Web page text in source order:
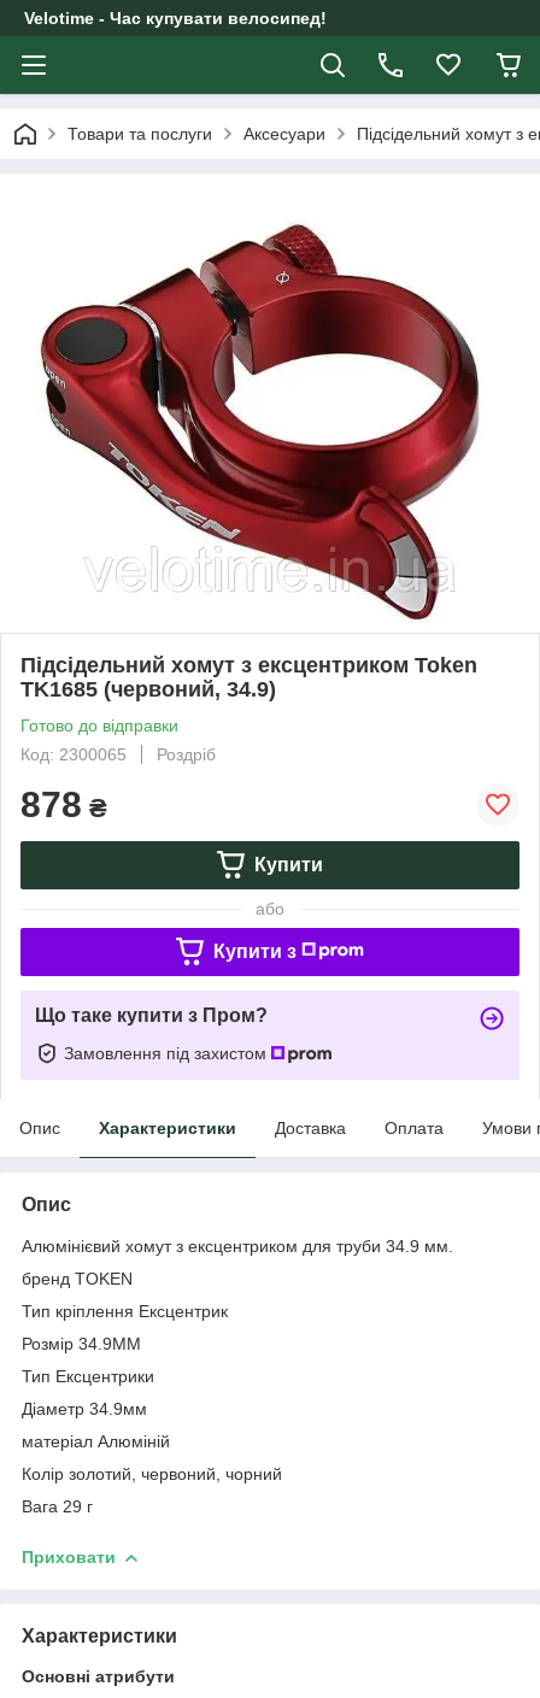
Velotime - Час купувати велосипед!
Товари та послуги Аксесуари Підсідельний хомут з
Підсідельний хомут з ексцентриком Token
TK1685 (червоний, 34.9)
Готово до відправки
Код: 2300065
Роздріб
878 ₴
Купити
або
Купити з
Що таке купити з Пром?
Замовлення під захистом
Опис Характеристики Доставка Оплата Умови
Опис
Алюмінієвий хомут з ексцентриком для труби 34.9 мм.
бренд TOKEN
Тип кріплення Ексцентрик
Розмір 34.9MM
Тип Ексцентрики
Діаметр 34.9мм
матеріал Алюміній
Колір золотий, червоний, чорний
Вага 29 г
Приховати
Характеристики
Основні атрибути